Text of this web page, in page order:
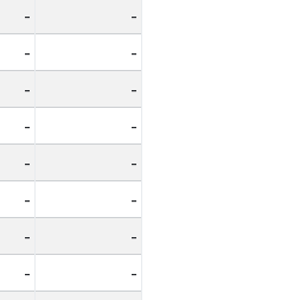
-
-
-
-
-
-
-
-
-
-
-
-
-
-
-
-